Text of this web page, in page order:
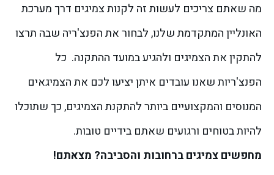
מה שאתם צריכים לעשות זה לקנות צמיגים דרך מערכת
האונליין המתקדמת שלנו, לבחור את הפנצ'ריה שבה תרצו
להתקין את הצמיגים ולהגיע במועד ההתקנה. כל
הפנצ'ריות שאנו עובדים איתן יציעו לכם את הצמיגאים
המנוסים והמקצועיים ביותר להתקנת הצמיגים, כך שתוכלו
להיות בטוחים ורגועים שאתם בידיים טובות.
מחפשים צמיגים ברחובות והסביבה? מצאתם!